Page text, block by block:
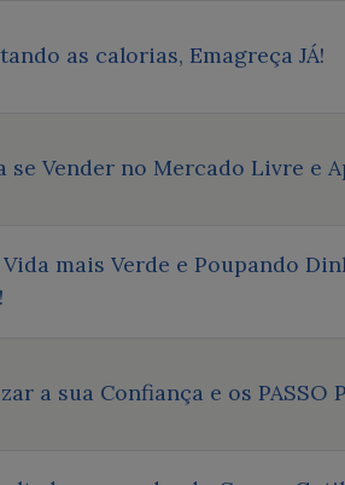
as calorias, Emagreça JÁ!
se Vender no Mercado Livre e
mais Verde e Poupando
a sua Confiança e os PASSO